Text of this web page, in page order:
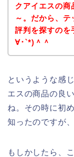
クアイエスの商
～。だから、
評判を探すのを
∀･`*)＾＾
というような感
エスの商品の良
ね。その時に初
知ったのですが、
もしかしたら、